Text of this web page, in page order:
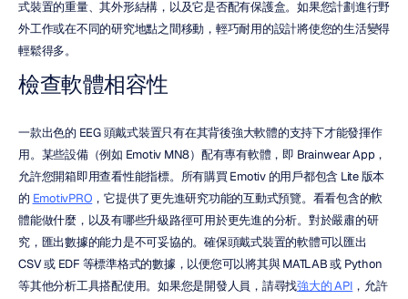
式裝置的重量、其外形結構，以及它是否配有保護盒。如果您計劃進行野
外工作或在不同的研究地點之間移動，輕巧耐用的設計將使您的生活變得
輕鬆得多。
檢查軟體相容性
一款出色的 EEG 頭戴式裝置只有在其背後強大軟體的支持下才能發揮作
用。某些設備（例如 Emotiv MN8）配有專有軟體，即 Brainwear App，
允許您開箱即用查看性能指標。所有購買 Emotiv 的用戶都包含 Lite 版本
的 EmotivPRO ，它提供了更先進研究功能的互動式預覽。看看包含的軟
體能做什麼，以及有哪些升級路徑可用於更先進的分析。對於嚴肅的研
究，匯出數據的能力是不可妥協的。確保頭戴式裝置的軟體可以匯出
CSV 或 EDF 等標準格式的數據，以便您可以將其與 MATLAB 或 Python
等其他分析工具搭配使用。如果您是開發人員，請尋找強大的 API ，允許